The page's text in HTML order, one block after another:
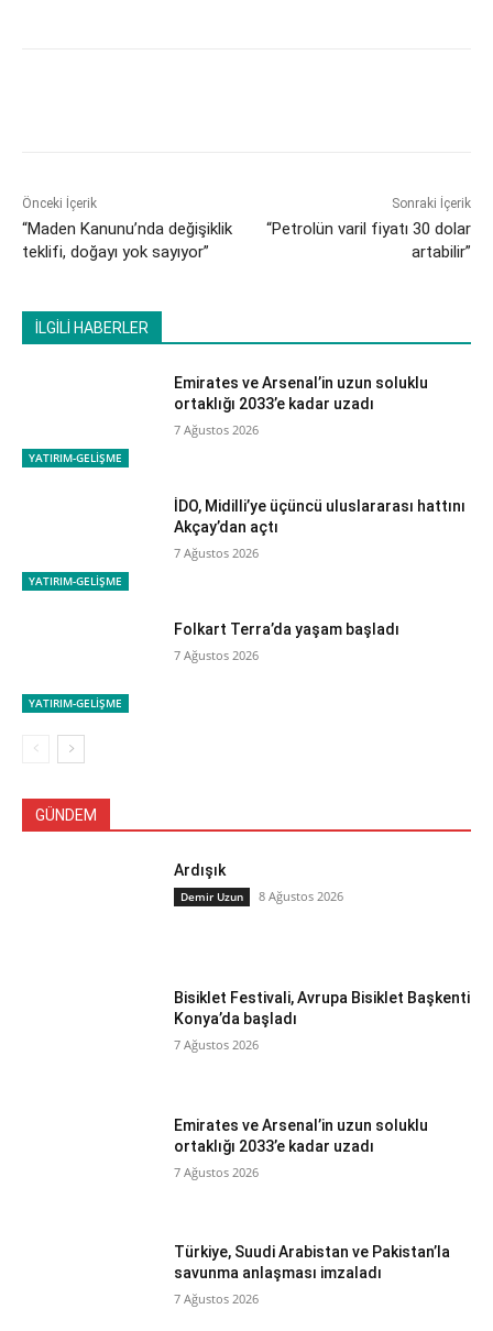
Önceki İçerik
“Maden Kanunu’nda değişiklik
teklifi, doğayı yok sayıyor”
Sonraki İçerik
“Petrolün varil fiyatı 30 dolar
artabilir”
İLGİLİ HABERLER
YATIRIM-GELİŞME
Emirates ve Arsenal’in uzun soluklu
ortaklığı 2033’e kadar uzadı
7 Ağustos 2026
YATIRIM-GELİŞME
İDO, Midilli’ye üçüncü uluslararası hattını
Akçay’dan açtı
7 Ağustos 2026
YATIRIM-GELİŞME
Folkart Terra’da yaşam başladı
7 Ağustos 2026
GÜNDEM
Ardışık
Demir Uzun 8 Ağustos 2026
Bisiklet Festivali, Avrupa Bisiklet Başkenti
Konya’da başladı
7 Ağustos 2026
Emirates ve Arsenal’in uzun soluklu
ortaklığı 2033’e kadar uzadı
7 Ağustos 2026
Türkiye, Suudi Arabistan ve Pakistan’la
savunma anlaşması imzaladı
7 Ağustos 2026